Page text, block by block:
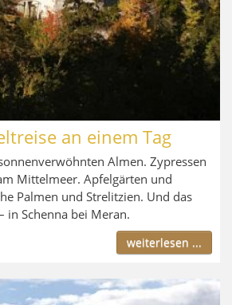
an einem Tag
Almen. Zypressen
Mittelmeer. Apfelgärten und
Palmen und Strelitzien. Und das
in Schenna bei Meran.
weiterlesen ...